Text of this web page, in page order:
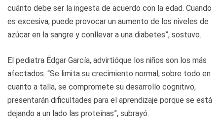
cuánto debe ser la ingesta de acuerdo con la edad. Cuando
es excesiva, puede provocar un aumento de los niveles de
azúcar en la sangre y conllevar a una diabetes”, sostuvo.
El pediatra Édgar García, advirtióque los niños son los más
afectados. “Se limita su crecimiento normal, sobre todo en
cuanto a talla, se compromete su desarrollo cognitivo,
presentarán dificultades para el aprendizaje porque se está
dejando a un lado las proteínas”, subrayó.